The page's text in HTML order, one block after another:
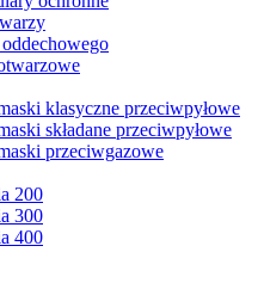
klasyczne przeciwpyłowe
składane przeciwpyłowe
przeciwgazowe
200
300
400